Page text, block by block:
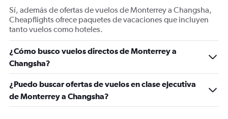
Sí, además de ofertas de vuelos de Monterrey a Changsha,
Cheapflights ofrece paquetes de vacaciones que incluyen
tanto vuelos como hoteles.
¿Cómo busco vuelos directos de Monterrey a
Changsha?
¿Puedo buscar ofertas de vuelos en clase ejecutiva
de Monterrey a Changsha?